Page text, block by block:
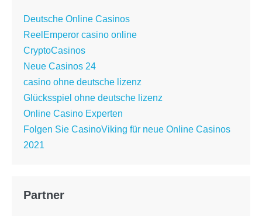
Deutsche Online Casinos
ReelEmperor casino online
CryptoCasinos
Neue Casinos 24
casino ohne deutsche lizenz
Glücksspiel ohne deutsche lizenz
Online Casino Experten
Folgen Sie CasinoViking für neue Online Casinos
2021
Partner